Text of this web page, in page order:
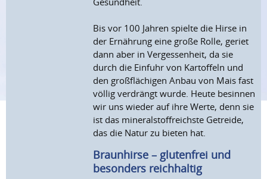
Bis vor 100 Jahren spielte die Hirse in
der Ernährung eine große Rolle, geriet
dann aber in Vergessenheit, da sie
durch die Einfuhr von Kartoffeln und
den großflächigen Anbau von Mais fast
völlig verdrängt wurde. Heute besinnen
wir uns wieder auf ihre Werte, denn sie
ist das mineralstoffreichste Getreide,
das die Natur zu bieten hat.
Braunhirse – glutenfrei und
besonders reichhaltig